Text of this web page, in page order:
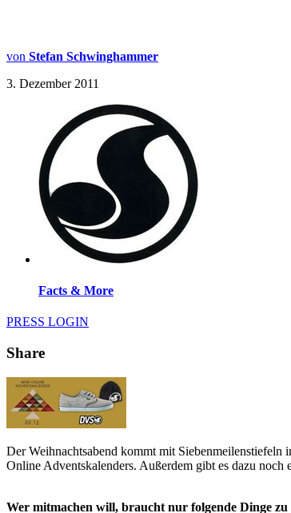
von Stefan Schwinghammer
3. Dezember 2011
Facts & More
PRESS LOGIN
Share
Der Weihnachtsabend kommt mit
Online Adventskalenders. Außerdem gibt es dazu noch
Wer mitmachen will, braucht nur folgende Dinge zu